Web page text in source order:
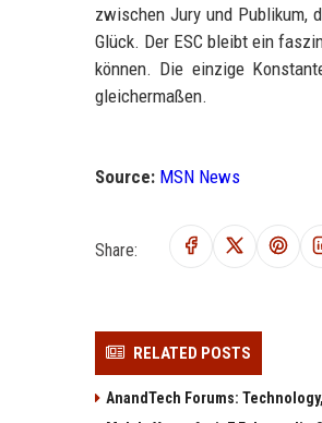
zwischen Jury und Publikum,
Glück. Der ESC bleibt ein
können. Die einzige
gleichermaßen.
Source: MSN News
Share:
RELATED POSTS
AnandTech Forums: